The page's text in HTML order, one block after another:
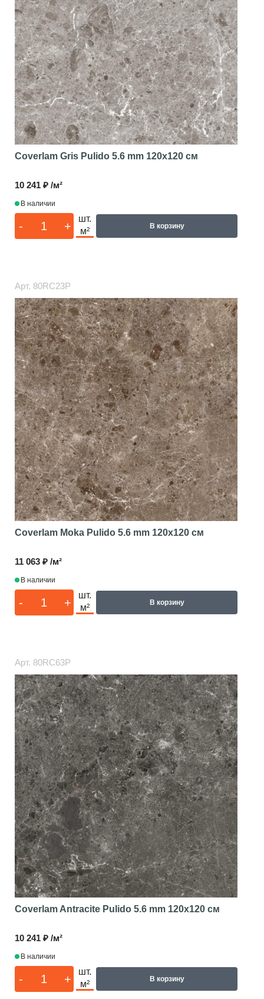
Coverlam Gris Pulido 5.6 mm 120x120 см
10 241 ₽ /м²
В наличии
- +
шт.
м²
В корзину
Арт. 80RC23P
Coverlam Moka Pulido 5.6 mm 120x120 см
11 063 ₽ /м²
В наличии
- +
шт.
м²
В корзину
Арт. 80RC63P
Coverlam Antracite Pulido 5.6 mm 120x120 см
10 241 ₽ /м²
В наличии
- +
шт.
м²
В корзину